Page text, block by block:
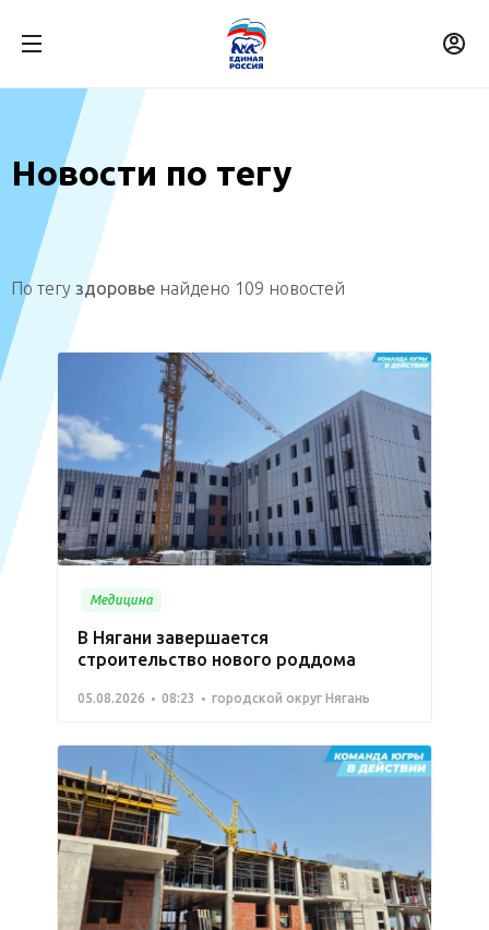
Новости по тегу
По тегу здоровье найдено 109 новостей
Медицина
В Нягани завершается
строительство нового роддома
05.08.2026 08:23 городской округ Нягань